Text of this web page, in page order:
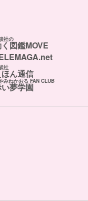
社の
図鑑MOVE
社
ん通信
みねかおる FAN CLUB
夢学園